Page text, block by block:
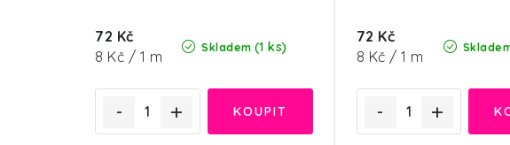
Skladem (1 ks)
72 Kč
Měrná
8 Kč / 1 m
72 Kč
Měrná
8 Kč / 1 m